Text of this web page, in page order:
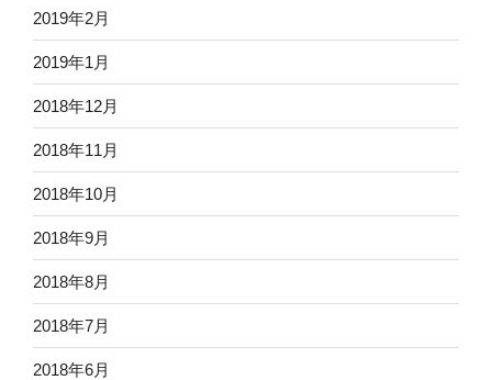
2019年2月
2019年1月
2018年12月
2018年11月
2018年10月
2018年9月
2018年8月
2018年7月
2018年6月